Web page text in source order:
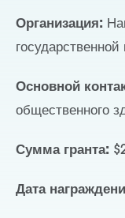
Организация:
Основной
общественного
Сумма гранта:
Дата